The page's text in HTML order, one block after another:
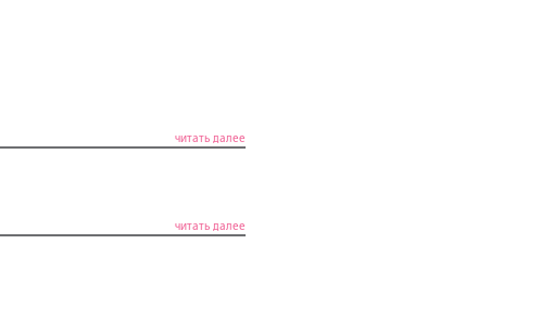
читать далее
читать далее